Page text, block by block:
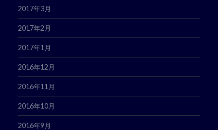
2017年3月
2017年2月
2017年1月
2016年12月
2016年11月
2016年10月
2016年9月